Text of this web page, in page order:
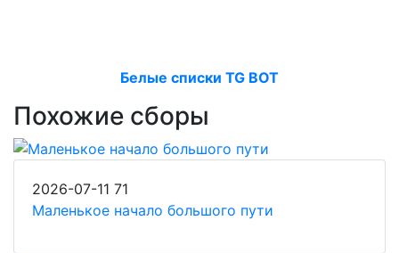
Белые списки TG BOT
Похожие сборы
2026-07-11 71
Маленькое начало большого пути